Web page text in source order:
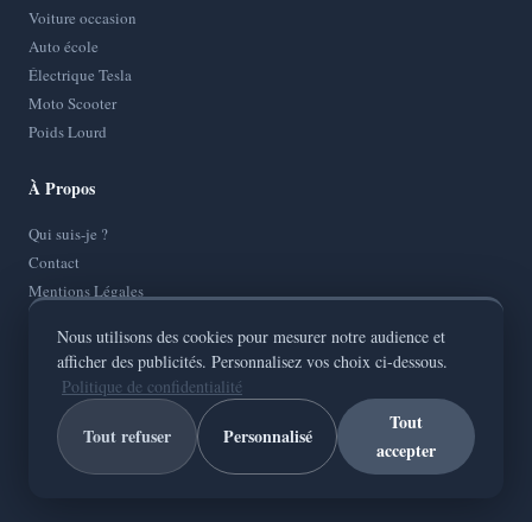
Voiture occasion
Auto école
Électrique Tesla
Moto Scooter
Poids Lourd
À Propos
Qui suis-je ?
Contact
Mentions Légales
Plan de site
AutoMotoConseils
— Tous droits réservés
Votre guide fiable sur toutes les routes de France.
Nous utilisons des cookies pour mesurer notre audience et
afficher des publicités. Personnalisez vos choix ci-dessous.
Politique de confidentialité
Tout refuser Personnalisé
Tout
accepter